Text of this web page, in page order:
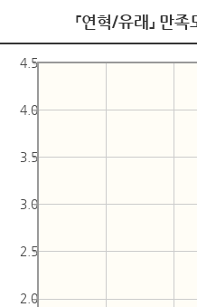
「연혁/유래」 만
2.0
2.5
3.0
3.5
4.0
4.5